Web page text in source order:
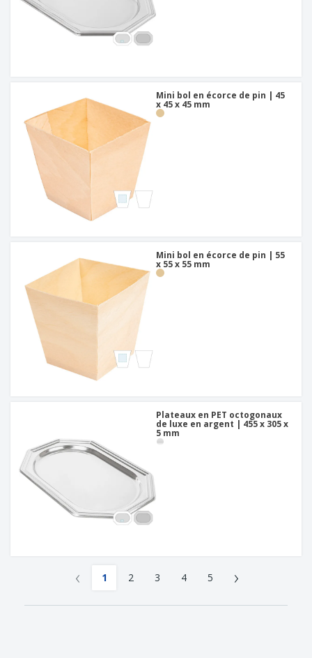
Mini bol en écorce de pin | 45
x 45 x 45 mm
Mini bol en écorce de pin | 55
x 55 x 55 mm
Plateaux en PET octogonaux
de luxe en argent | 455 x 305 x
5 mm
‹ 1 2 3 4 5 ›